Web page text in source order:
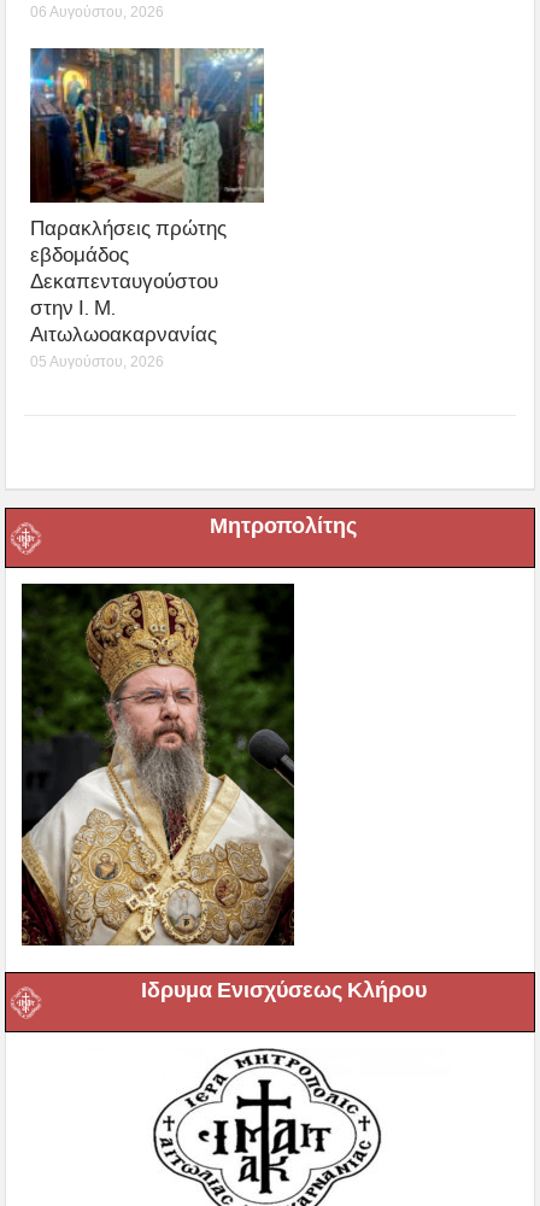
06 Αυγούστου, 2026
Παρακλήσεις πρώτης
εβδομάδος
Δεκαπενταυγούστου
στην Ι. Μ.
Αιτωλωοακαρνανίας
05 Αυγούστου, 2026
Μητροπολίτης
Ιδρυμα Ενισχύσεως Κλήρου